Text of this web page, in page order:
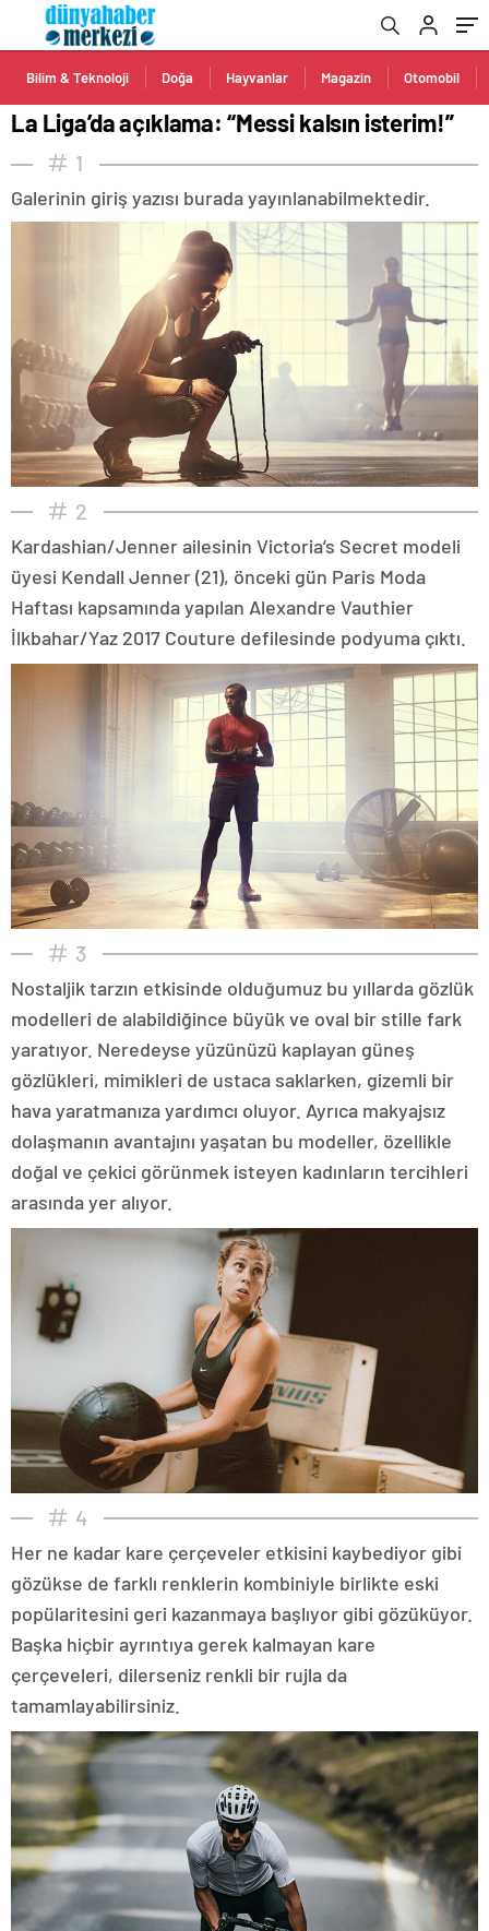
Bilim & Teknoloji Doğa Hayvanlar Magazin Otomobil
La Liga’da açıklama: “Messi kalsın isterim!”
1
Galerinin giriş yazısı burada yayınlanabilmektedir.
2
Kardashian/Jenner ailesinin Victoria’s Secret modeli
üyesi Kendall Jenner (21), önceki gün Paris Moda
Haftası kapsamında yapılan Alexandre Vauthier
İlkbahar/Yaz 2017 Couture defilesinde podyuma çıktı.
3
Nostaljik tarzın etkisinde olduğumuz bu yıllarda gözlük
modelleri de alabildiğince büyük ve oval bir stille fark
yaratıyor. Neredeyse yüzünüzü kaplayan güneş
gözlükleri, mimikleri de ustaca saklarken, gizemli bir
hava yaratmanıza yardımcı oluyor. Ayrıca makyajsız
dolaşmanın avantajını yaşatan bu modeller, özellikle
doğal ve çekici görünmek isteyen kadınların tercihleri
arasında yer alıyor.
4
Her ne kadar kare çerçeveler etkisini kaybediyor gibi
gözükse de farklı renklerin kombiniyle birlikte eski
popülaritesini geri kazanmaya başlıyor gibi gözüküyor.
Başka hiçbir ayrıntıya gerek kalmayan kare
çerçeveleri, dilerseniz renkli bir rujla da
tamamlayabilirsiniz.